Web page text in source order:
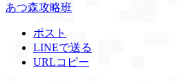
あつ森攻略班
ポスト
LINEで送る
URLコピー